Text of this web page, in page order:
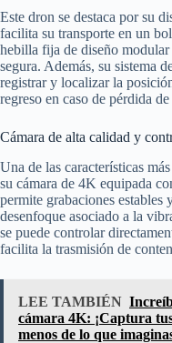
Este dron se destaca por su
facilita su transporte en un
hebilla fija de diseño
segura. Además, su sistema
registrar y localizar la
regreso en caso de pérdida
Cámara de alta calidad y
Una de las características
su cámara de 4K equipada
permite grabaciones estables
desenfoque asociado a la
se puede controlar
facilita la trasmisión de
LEE TAMBIÉN
cámara 4K: ¡Captura
menos de lo que